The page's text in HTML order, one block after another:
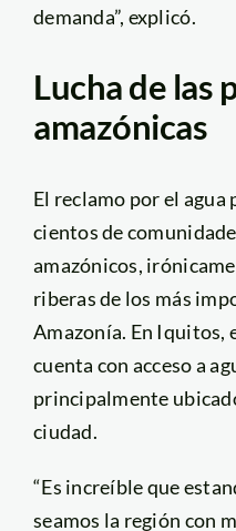
demanda”, explicó.
Lucha de las
amazónicas
El reclamo por el
cientos de
amazónicos,
riberas de los más
Amazonía. En Iquitos,
cuenta con acceso a
principalmente
ciudad.
“Es increíble que
seamos la región con